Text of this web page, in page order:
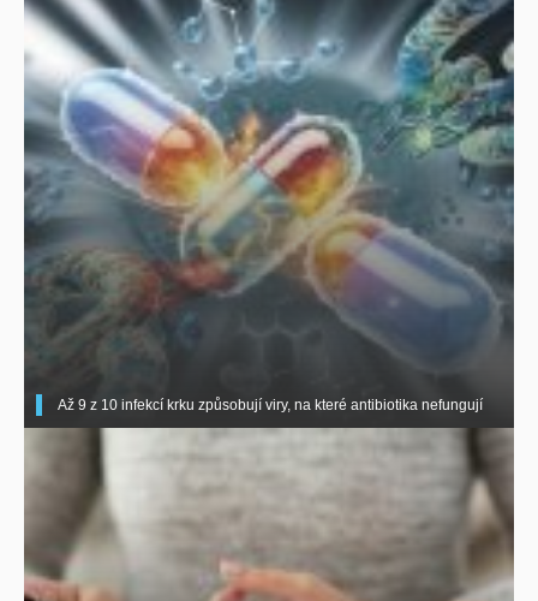
Až 9 z 10 infekcí krku způsobují viry, na které antibiotika nefungují